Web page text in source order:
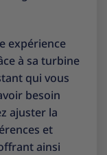
expérience
à sa turbine
qui vous
besoin
ajuster la
et
ainsi